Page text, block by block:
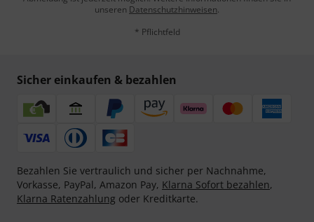
unseren Datenschutzhinweisen.
* Pflichtfeld
Sicher einkaufen & bezahlen
Bezahlen Sie vertraulich und sicher per Nachnahme,
Vorkasse, PayPal, Amazon Pay, Klarna Sofort bezahlen,
Klarna Ratenzahlung oder Kreditkarte.